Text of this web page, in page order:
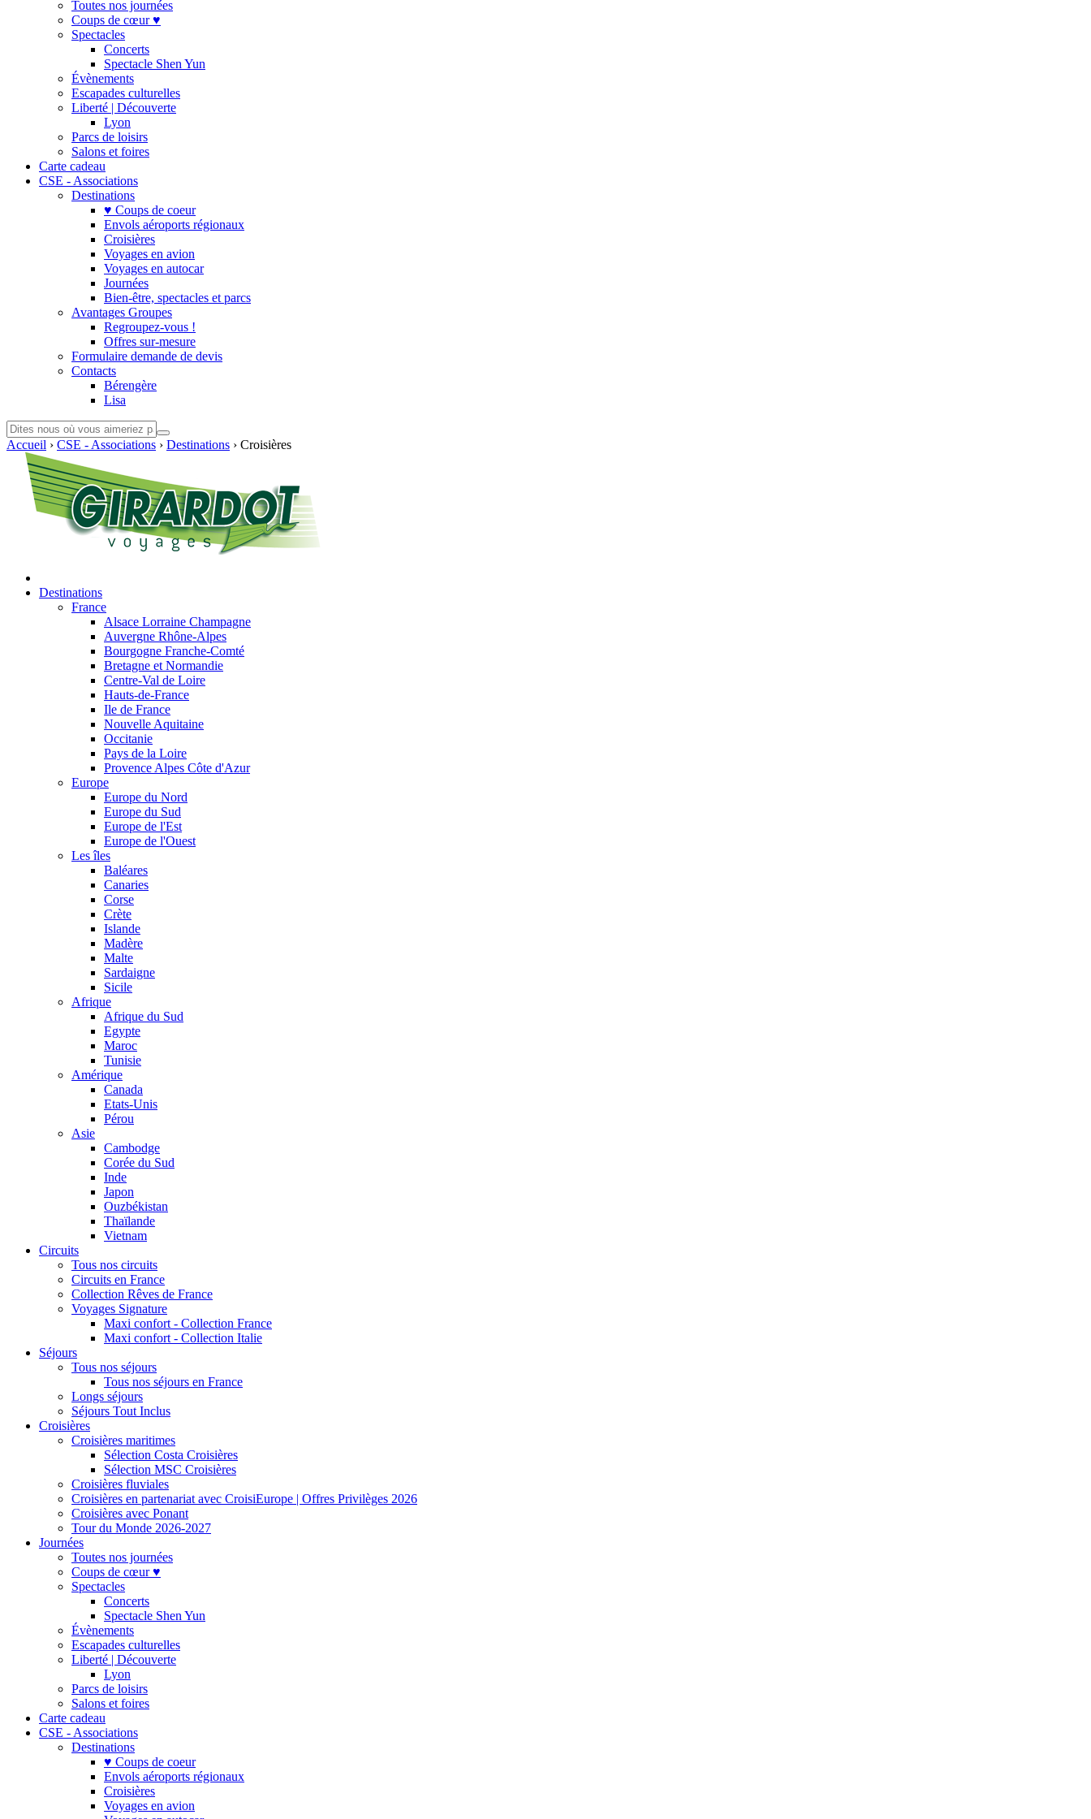
Toutes nos journées
Coups de cœur ♥
Spectacles
Concerts
Spectacle Shen Yun
Évènements
Escapades culturelles
Liberté | Découverte
Lyon
Parcs de loisirs
Salons et foires
Carte cadeau
CSE - Associations
Destinations
♥ Coups de coeur
Envols aéroports régionaux
Croisières
Voyages en avion
Voyages en autocar
Journées
Bien-être, spectacles et parcs
Avantages Groupes
Regroupez-vous !
Offres sur-mesure
Formulaire demande de devis
Contacts
Bérengère
Lisa
Accueil › CSE - Associations › Destinations › Croisières
Destinations
France
Alsace Lorraine Champagne
Auvergne Rhône-Alpes
Bourgogne Franche-Comté
Bretagne et Normandie
Centre-Val de Loire
Hauts-de-France
Ile de France
Nouvelle Aquitaine
Occitanie
Pays de la Loire
Provence Alpes Côte d'Azur
Europe
Europe du Nord
Europe du Sud
Europe de l'Est
Europe de l'Ouest
Les îles
Baléares
Canaries
Corse
Crète
Islande
Madère
Malte
Sardaigne
Sicile
Afrique
Afrique du Sud
Egypte
Maroc
Tunisie
Amérique
Canada
Etats-Unis
Pérou
Asie
Cambodge
Corée du Sud
Inde
Japon
Ouzbékistan
Thaïlande
Vietnam
Circuits
Tous nos circuits
Circuits en France
Collection Rêves de France
Voyages Signature
Maxi confort - Collection France
Maxi confort - Collection Italie
Séjours
Tous nos séjours
Tous nos séjours en France
Longs séjours
Séjours Tout Inclus
Croisières
Croisières maritimes
Sélection Costa Croisières
Sélection MSC Croisières
Croisières fluviales
Croisières en partenariat avec CroisiEurope | Offres Privilèges 2026
Croisières avec Ponant
Tour du Monde 2026-2027
Journées
Toutes nos journées
Coups de cœur ♥
Spectacles
Concerts
Spectacle Shen Yun
Évènements
Escapades culturelles
Liberté | Découverte
Lyon
Parcs de loisirs
Salons et foires
Carte cadeau
CSE - Associations
Destinations
♥ Coups de coeur
Envols aéroports régionaux
Croisières
Voyages en avion